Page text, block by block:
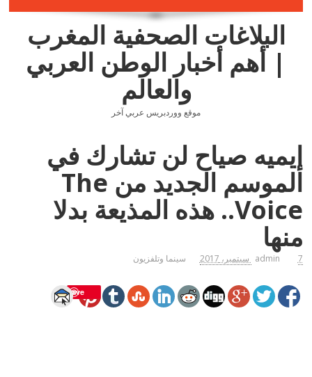
البلاغات الصحفية المغرب
| أهم أخبار الوطن العربي
والعالم
موقع ووردبريس عربي آخر
إيميه صياح لن تشارك في
الموسم الجديد من The
Voice.. هذه المذيعة بدلا
منها
admin 7 سبتمبر، 2017 سينما وتلفزيون
Save